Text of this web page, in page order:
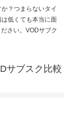
？つまらないタイ
低くても本当に面
さい。VODサブク
サブスク比較